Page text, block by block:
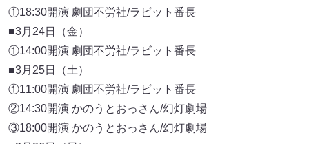
①18:30開演 劇団不労社/ラビット番長
■3月24日（金）
①14:00開演 劇団不労社/ラビット番長
■3月25日（土）
①11:00開演 劇団不労社/ラビット番長
②14:30開演 かのうとおっさん/幻灯劇場
③18:00開演 かのうとおっさん/幻灯劇場